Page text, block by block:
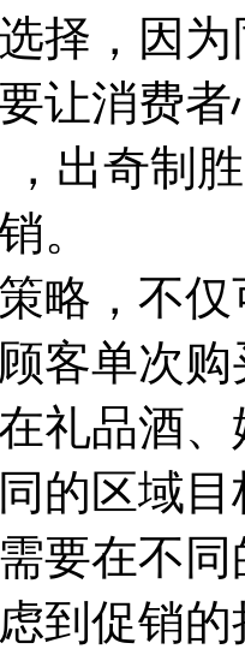
择，因
让消费
，出奇制
。
，不仅
客单次
礼品酒
的区域
要在不
到促销